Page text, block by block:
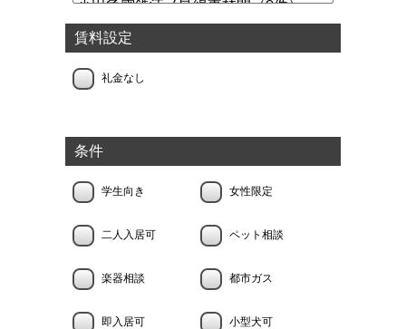
賃料設定
礼金なし
条件
学生向き 女性限定
二人入居可 ペット相談
楽器相談 都市ガス
即入居可 小型犬可